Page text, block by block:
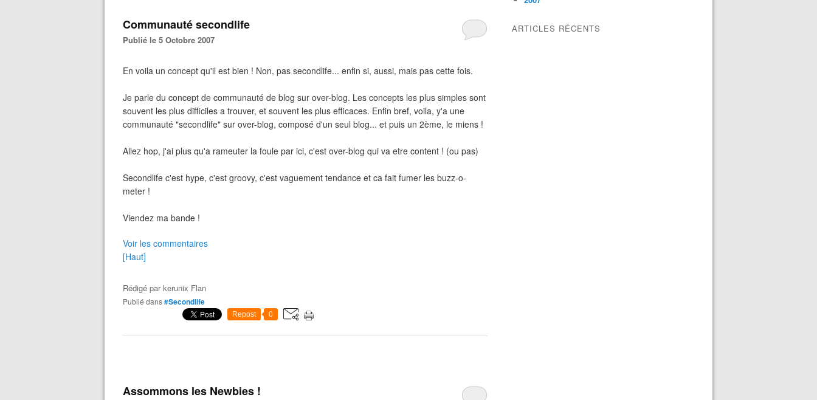
Communauté secondlife
Publié le 5 Octobre 2007
En voila un concept qu'il est bien ! Non, pas secondlife... enfin si, aussi, mais pas cette fois.
Je parle du concept de communauté de blog sur over-blog. Les concepts les plus simples sont
souvent les plus difficiles a trouver, et souvent les plus efficaces. Enfin bref, voila, y'a une
communauté "secondlife" sur over-blog, composé d'un seul blog... et puis un 2ème, le miens !
Allez hop, j'ai plus qu'a rameuter la foule par ici, c'est over-blog qui va etre content ! (ou pas)
Secondlife c'est hype, c'est groovy, c'est vaguement tendance et ca fait fumer les buzz-o-
meter !
Viendez ma bande !
Voir les commentaires
[Haut]
Rédigé parkerunix Flan
Publié dans#Secondlife
Repost 0
Assommons les Newbies !
ARTICLES RÉCENTS